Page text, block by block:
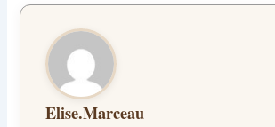
Elise.Marceau